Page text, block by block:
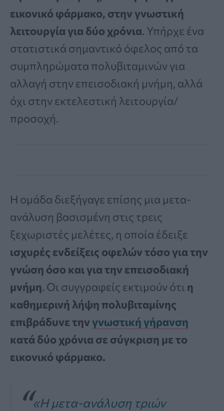
εικονικό φάρμακο, στην γνωστική
λειτουργία για δύο χρόνια. Υπήρχε ένα
στατιστικά σημαντικό όφελος από τα
συμπληρώματα πολυβιταμινών για
αλλαγή στην επεισοδιακή μνήμη, αλλά
όχι στην εκτελεστική λειτουργία/
προσοχή.
Η ομάδα διεξήγαγε επίσης μια μετα-
ανάλυση βασισμένη στις τρεις
ξεχωριστές μελέτες, η οποία έδειξε
ισχυρές ενδείξεις οφελών τόσο για την
γνώση όσο και για την επεισοδιακή
μνήμη. Οι συγγραφείς εκτιμούν ότι η
καθημερινή λήψη πολυβιταμίνης
επιβράδυνε τηνγνωστική γήρανση
κατά δύο χρόνια σε σύγκριση με το
εικονικό φάρμακο.
«Η μετα-ανάλυση τριών